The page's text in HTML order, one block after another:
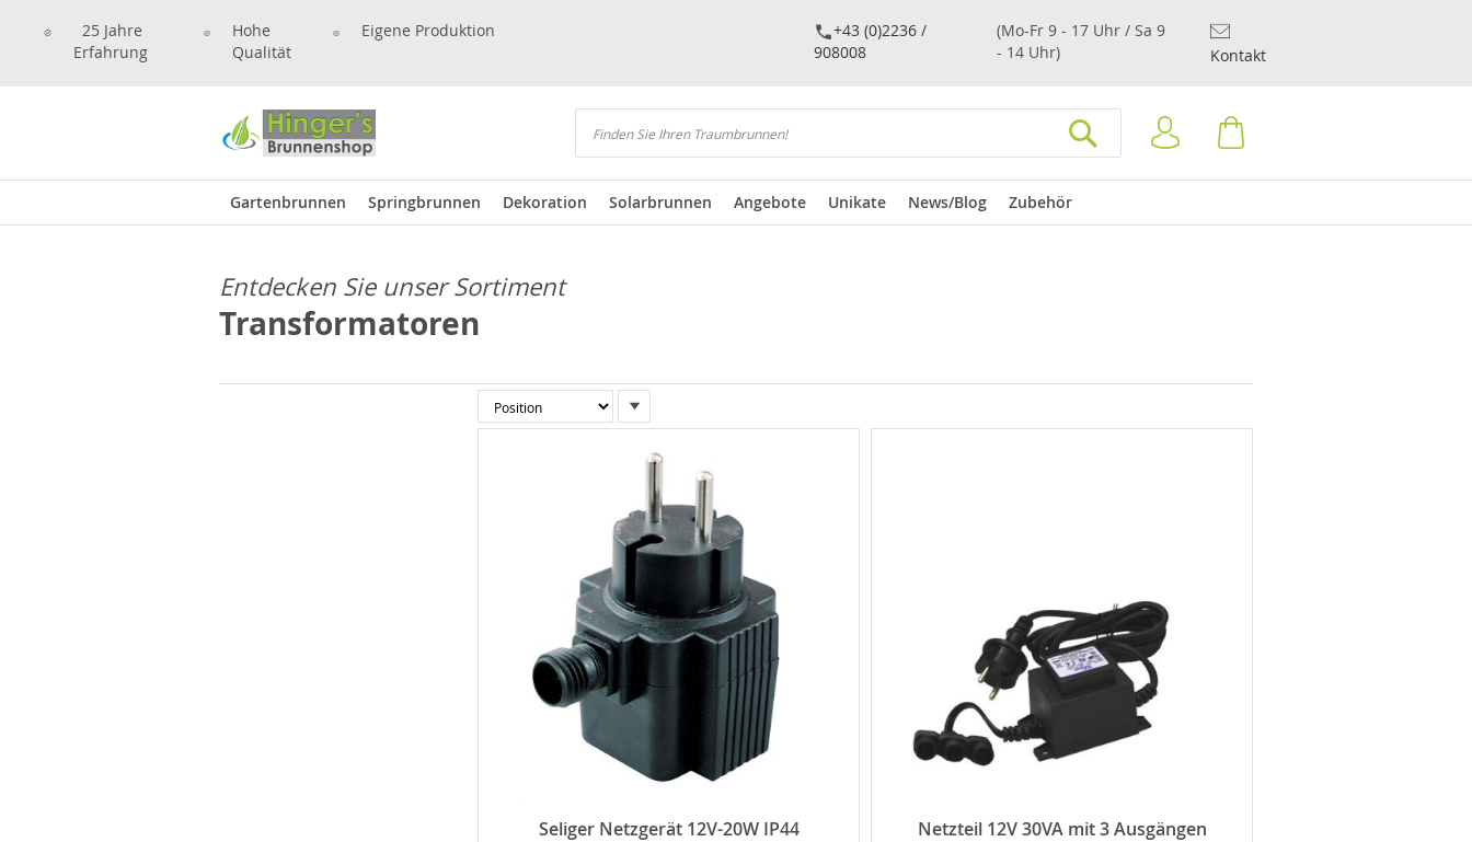
25 Jahre
Erfahrung
Hohe
Qualität
Eigene Produktion
+43 (0)2236 /
908008
(Mo-Fr 9 - 17 Uhr / Sa 9
- 14 Uhr)
Kontakt
Suchen
Anmelden
Gartenbrunnen Springbrunnen Dekoration Solarbrunnen Angebote Unikate News/Blog Zubehör
Entdecken Sie unser Sortiment
Transformatoren
absteigender
Seliger Netzgerät 12V-20W IP44 Netzteil 12V 30VA mit 3 Ausgängen